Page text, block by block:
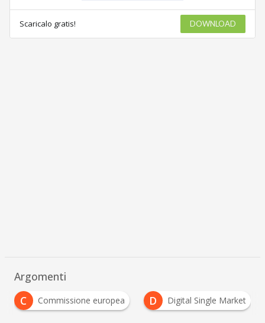
Scaricalo gratis! DOWNLOAD
Argomenti
D
Digital Single Market S startup europee U